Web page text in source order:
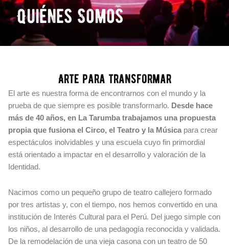
Quiénes Somos
Arte para transformar
El arte es nuestra forma de encontrarnos con el mundo y la
prueba de que siempre es posible transformarlo. Desde hace
más de 40 años, en La Tarumba trabajamos una propuesta
propia que fusiona el Circo, el Teatro y la Música para crear
espectáculos inolvidables y una escuela cuyo fin primordial
está orientado a impactar en el desarrollo y valoración de la
Identidad.
Nacimos como un pequeño grupo de teatro callejero formado
por tres artistas y, con el tiempo, nos hemos convertido en una
institución de Interés Cultural para el Perú. Del juego simple con
los niños, al desarrollo de una pedagogía reconocida y validada.
De la remodelación de una vieja casona con un teatro de 50